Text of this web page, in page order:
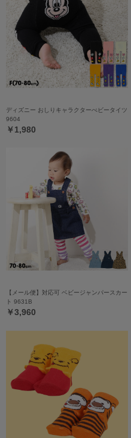
ディズニー おしりキャラクターべビータイツ
9604
￥1,980
【メール便】対応可 ベビージャンパースカー
ト 9631B
￥3,960